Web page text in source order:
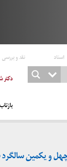
اسناد نقد و بررسی
دکتر
یکمین سالگرد